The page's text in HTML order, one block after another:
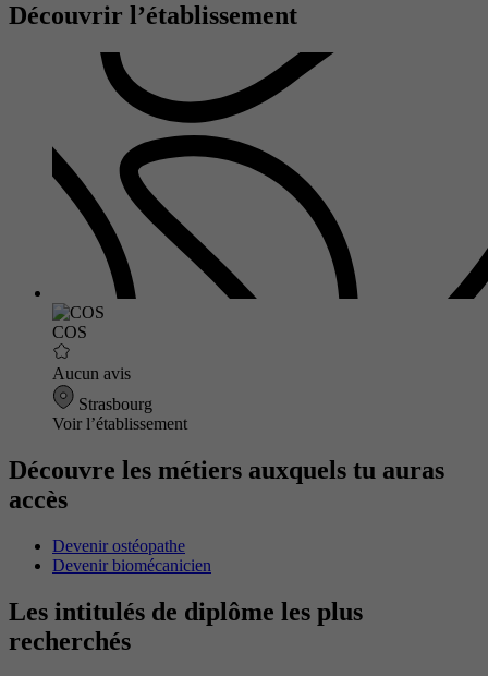
Découvrir l’établissement
COS
Aucun avis
Strasbourg
Voir l’établissement
Découvre les métiers auxquels tu auras
accès
Devenir ostéopathe
Devenir biomécanicien
Les intitulés de diplôme les plus
recherchés